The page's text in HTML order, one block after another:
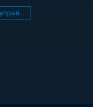
Смарт-управление